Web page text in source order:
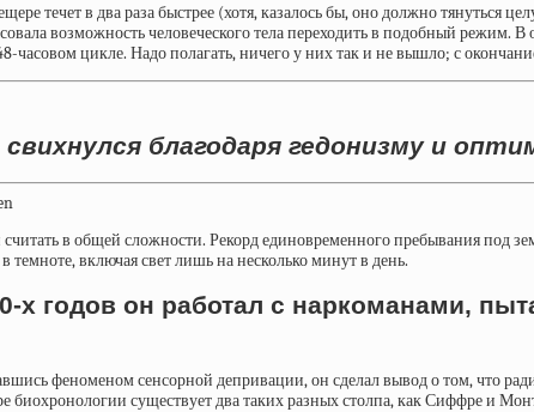
течет в два раза быстрее (хотя, казалось бы, оно должно тянуться
возможность человеческого тела переходить в подобный режим. В
часовом цикле. Надо полагать, ничего у них так и не вышло; с
благодаря гедонизму и
в общей сложности. Рекорд единовременного пребывания под
темноте, включая свет лишь на несколько минут в день.
годов он работал с наркоманами,
феноменом сенсорной депривации, он сделал вывод о том, что
существует два таких разных столпа, как Сиффре и